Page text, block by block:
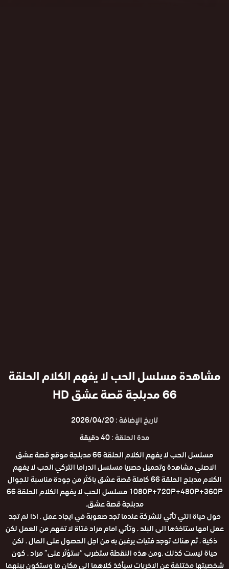
مشاهدة مسلسل الحب لا يفهم الكلام الحلقة
66 مدبلجة قصة عشق HD
تاريخ الإضافة :2026/04/20
مدة الحلقة :40 دقيقة
مسلسل الحب لا يفهم الكلام الحلقة 66 مدبلجة موقع قصة عشق
الاصلي مشاهدة وتحميل حصريا مسلسل الدراما التركي الحب لا يفهم
الكلام مدبلج الحلقة 66 كاملة قصة عشق باكثر من جودة مناسبة للجوال
1080P+720P+480P+360P مسلسل الحب لا يفهم الكلام الحلقة 66
مدبلجة قصة عشق.
حول حياة التي تأتي للشركة عندما تجد صعوبة في ايجاد عمل . اذا لم تجد
عمل امها ستاخذها الى البلد . وتأتي امام مراد فتاة لا تفهم من العمل لكن
ذكية . ثم هناك توجد فتيات يرغبن به من اجل الحصول على المال . لكن
حياة ليست كذلك .ومن هذه النقطة ستضرب “ستؤثر على” مراد . كون
شخصيتها مختلفة عن الاخريات سيأخذ كلاهما الى مكان ما وستكون بينهما